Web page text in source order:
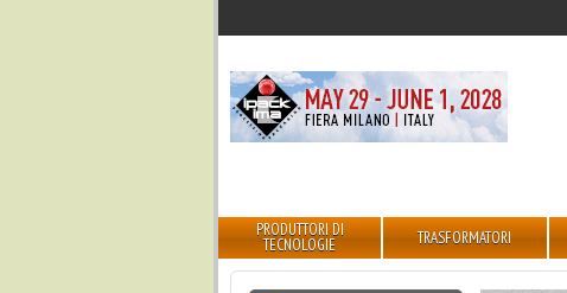
PRODUTTORI DI
TECNOLOGIE TRASFORMATORI